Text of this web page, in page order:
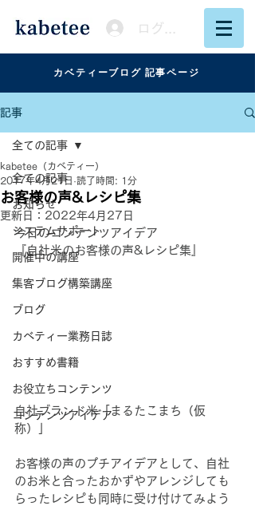
ログイン
カベティーブログ 記事ページ
記事
全ての記事
お知らせ
システムサポート
開催中の講座
集客ブログ構築講座
ブログ
カベティー業務日誌
おすすめ書籍
お役立ちコンテンツ
コンテンツアイデア
全ての記事
お客様の声&レシピ集
kabetee（カベティー）
2017年4月21日 読了時間: 1分
更新日： 2022年4月27日
今日のコンテンツアイデア
『自社米のお客様の声&レシピ集』
自社ブランド米「まるたこまち（仮
称）」
お客様の声のプチアイデアとして、自社
のお米と合ったおかずやアレンジしても
らったレシピも同時に受け付けてみよう